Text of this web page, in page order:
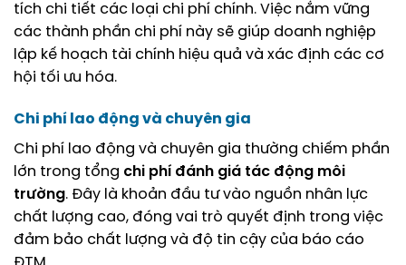
tích chi tiết các loại chi phí chính. Việc nắm vững
các thành phần chi phí này sẽ giúp doanh nghiệp
lập kế hoạch tài chính hiệu quả và xác định các cơ
hội tối ưu hóa.
Chi phí lao động và chuyên gia
Chi phí lao động và chuyên gia thường chiếm phần
lớn trong tổng chi phí đánh giá tác động môi
trường. Đây là khoản đầu tư vào nguồn nhân lực
chất lượng cao, đóng vai trò quyết định trong việc
đảm bảo chất lượng và độ tin cậy của báo cáo